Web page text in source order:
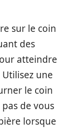
sur le coin
des
atteindre
une
le coin
pas de vous
lorsque